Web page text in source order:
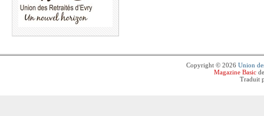
Copyright © 2026 Union
Magazine Basic
Traduit